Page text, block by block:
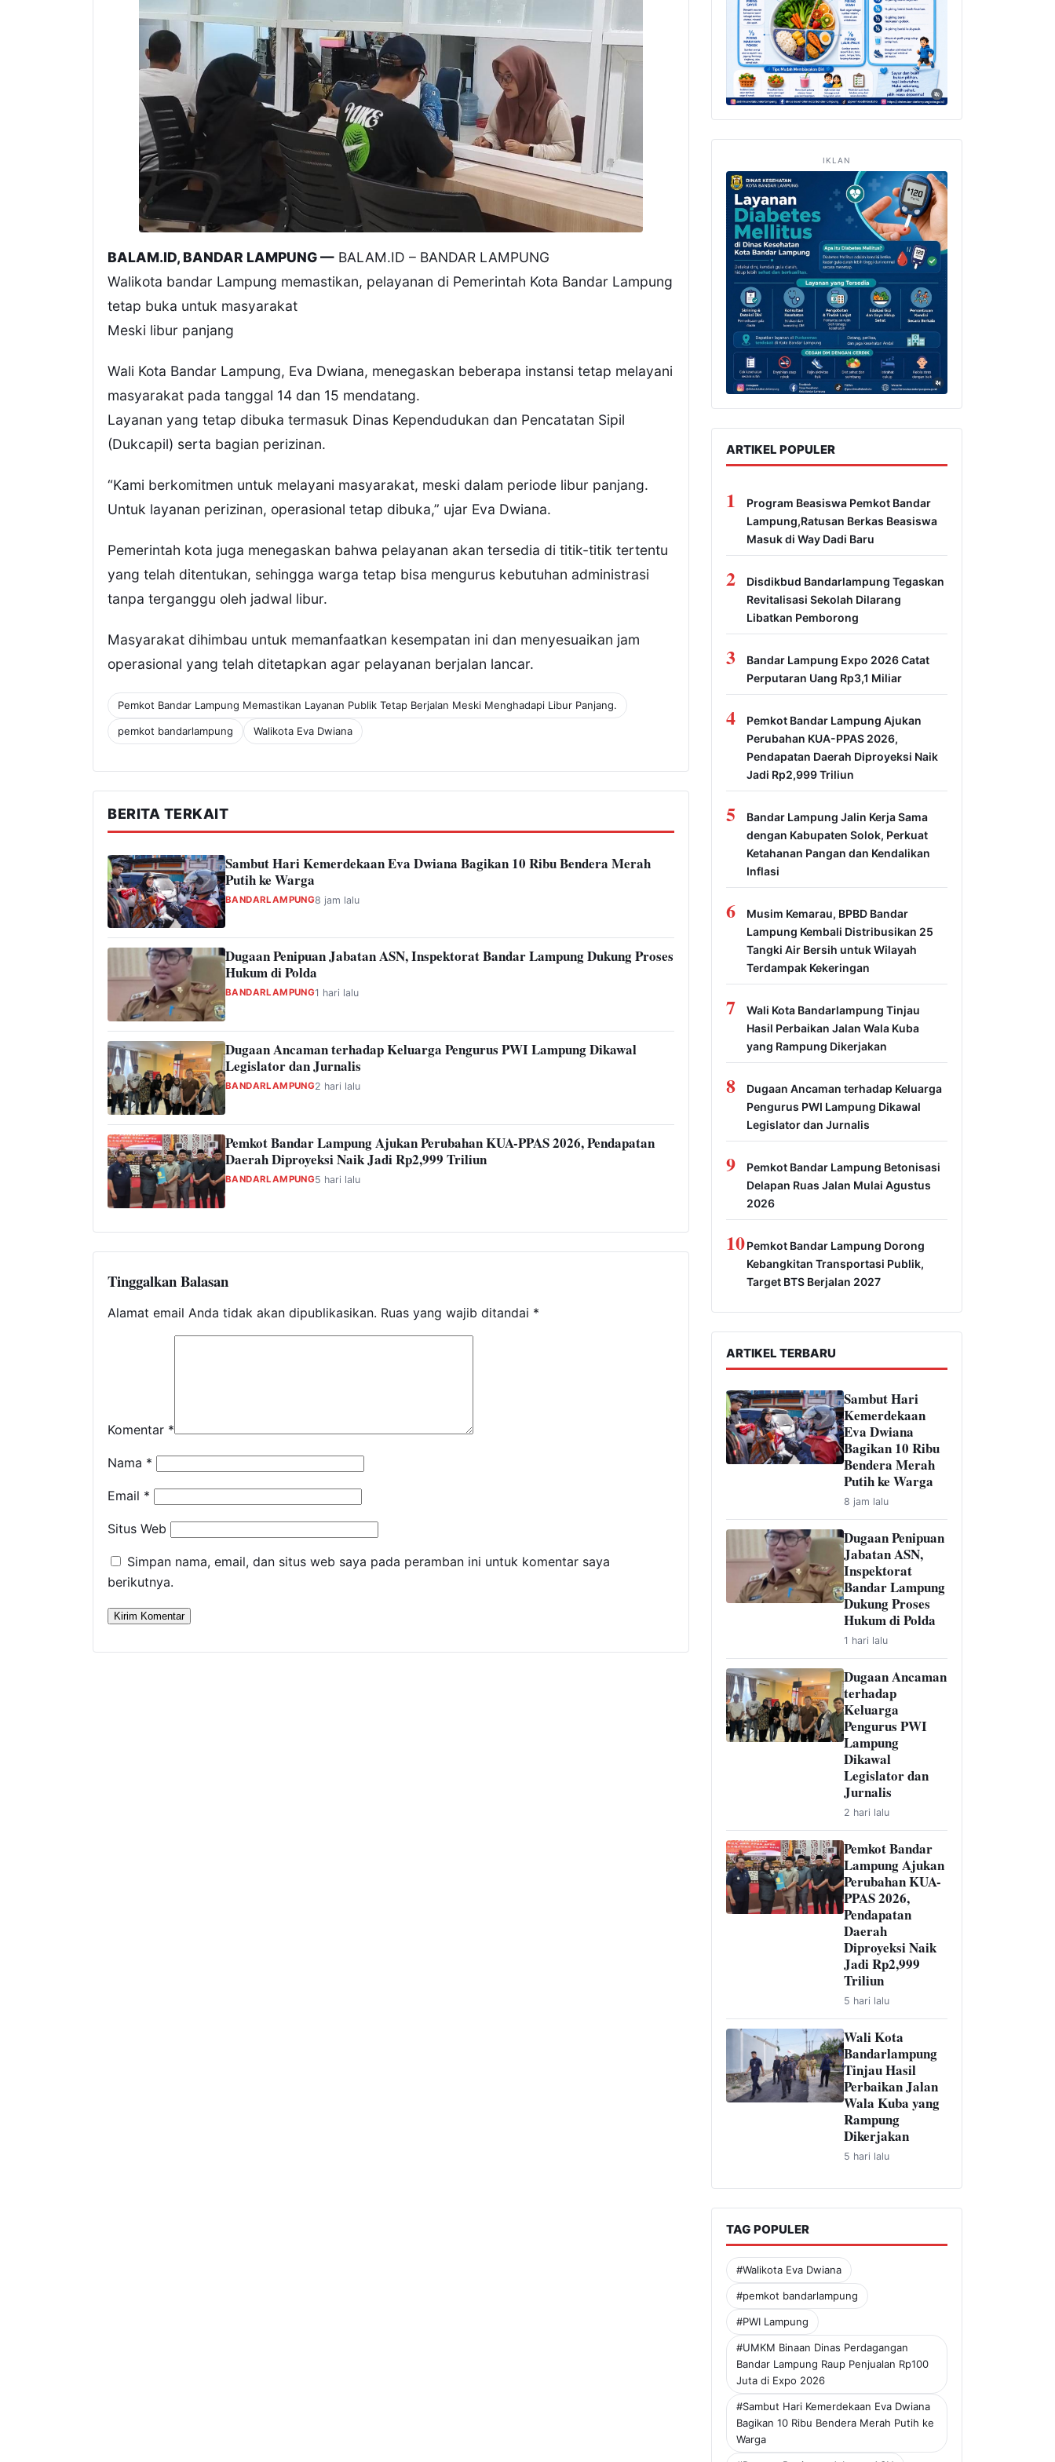
BALAM.ID, BANDAR LAMPUNG — BALAM.ID – BANDAR LAMPUNG
Walikota bandar Lampung memastikan, pelayanan di Pemerintah Kota Bandar Lampung
tetap buka untuk masyarakat
Meski libur panjang
Wali Kota Bandar Lampung, Eva Dwiana, menegaskan beberapa instansi tetap melayani
masyarakat pada tanggal 14 dan 15 mendatang.
Layanan yang tetap dibuka termasuk Dinas Kependudukan dan Pencatatan Sipil
(Dukcapil) serta bagian perizinan.
“Kami berkomitmen untuk melayani masyarakat, meski dalam periode libur panjang.
Untuk layanan perizinan, operasional tetap dibuka,” ujar Eva Dwiana.
Pemerintah kota juga menegaskan bahwa pelayanan akan tersedia di titik-titik tertentu
yang telah ditentukan, sehingga warga tetap bisa mengurus kebutuhan administrasi
tanpa terganggu oleh jadwal libur.
Masyarakat dihimbau untuk memanfaatkan kesempatan ini dan menyesuaikan jam
operasional yang telah ditetapkan agar pelayanan berjalan lancar.
Pemkot Bandar Lampung Memastikan Layanan Publik Tetap Berjalan Meski Menghadapi Libur Panjang.
pemkot bandarlampung Walikota Eva Dwiana
BERITA TERKAIT
Sambut Hari Kemerdekaan Eva Dwiana Bagikan 10 Ribu Bendera Merah
Putih ke Warga
BANDARLAMPUNG8 jam lalu
Dugaan Penipuan Jabatan ASN, Inspektorat Bandar Lampung Dukung Proses
Hukum di Polda
BANDARLAMPUNG1 hari lalu
Dugaan Ancaman terhadap Keluarga Pengurus PWI Lampung Dikawal
Legislator dan Jurnalis
BANDARLAMPUNG2 hari lalu
Pemkot Bandar Lampung Ajukan Perubahan KUA-PPAS 2026, Pendapatan
Daerah Diproyeksi Naik Jadi Rp2,999 Triliun
BANDARLAMPUNG5 hari lalu
Tinggalkan Balasan
Alamat email Anda tidak akan dipublikasikan. Ruas yang wajib ditandai *
Komentar *
Nama *
Email *
Situs Web
Simpan nama, email, dan situs web saya pada peramban ini untuk komentar saya
berikutnya.
IKLAN
ARTIKEL POPULER
1
Program Beasiswa Pemkot Bandar
Lampung,Ratusan Berkas Beasiswa
Masuk di Way Dadi Baru
2
Disdikbud Bandarlampung Tegaskan
Revitalisasi Sekolah Dilarang
Libatkan Pemborong
3
Bandar Lampung Expo 2026 Catat
Perputaran Uang Rp3,1 Miliar
4
Pemkot Bandar Lampung Ajukan
Perubahan KUA-PPAS 2026,
Pendapatan Daerah Diproyeksi Naik
Jadi Rp2,999 Triliun
5
Bandar Lampung Jalin Kerja Sama
dengan Kabupaten Solok, Perkuat
Ketahanan Pangan dan Kendalikan
Inflasi
6
Musim Kemarau, BPBD Bandar
Lampung Kembali Distribusikan 25
Tangki Air Bersih untuk Wilayah
Terdampak Kekeringan
7
Wali Kota Bandarlampung Tinjau
Hasil Perbaikan Jalan Wala Kuba
yang Rampung Dikerjakan
8
Dugaan Ancaman terhadap Keluarga
Pengurus PWI Lampung Dikawal
Legislator dan Jurnalis
9
Pemkot Bandar Lampung Betonisasi
Delapan Ruas Jalan Mulai Agustus
2026
10Pemkot Bandar Lampung Dorong
Kebangkitan Transportasi Publik,
Target BTS Berjalan 2027
ARTIKEL TERBARU
Sambut Hari
Kemerdekaan
Eva Dwiana
Bagikan 10 Ribu
Bendera Merah
Putih ke Warga
8 jam lalu
Dugaan Penipuan
Jabatan ASN,
Inspektorat
Bandar Lampung
Dukung Proses
Hukum di Polda
1 hari lalu
Dugaan Ancaman
terhadap
Keluarga
Pengurus PWI
Lampung
Dikawal
Legislator dan
Jurnalis
2 hari lalu
Pemkot Bandar
Lampung Ajukan
Perubahan KUA-
PPAS 2026,
Pendapatan
Daerah
Diproyeksi Naik
Jadi Rp2,999
Triliun
5 hari lalu
Wali Kota
Bandarlampung
Tinjau Hasil
Perbaikan Jalan
Wala Kuba yang
Rampung
Dikerjakan
5 hari lalu
TAG POPULER
#Walikota Eva Dwiana
#pemkot bandarlampung
#PWI Lampung
#UMKM Binaan Dinas Perdagangan
Bandar Lampung Raup Penjualan Rp100
Juta di Expo 2026
#Sambut Hari Kemerdekaan Eva Dwiana
Bagikan 10 Ribu Bendera Merah Putih ke
Warga